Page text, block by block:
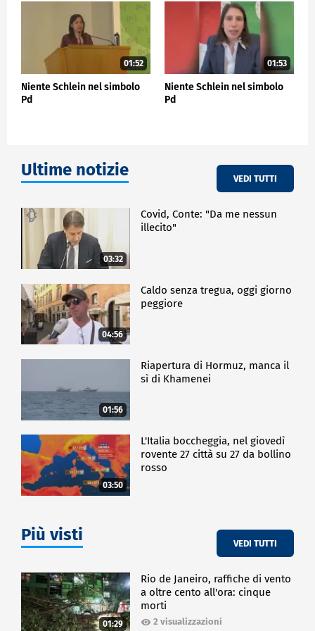
riesco più a pagare le bollette? Il Pd - ha aggiunto -
su questo insisterà, perché le condizioni materiali
delle persone devono essere la prima priorità di di
cui ci occupiamo in questa ripresa".
POLITICA
01:52
Niente Schlein nel simbolo
Pd
01:53
Niente Schlein nel simbolo
Pd
Ultime notizie VEDI TUTTI
03:32
Covid, Conte: "Da me nessun
illecito"
04:56
Caldo senza tregua, oggi giorno
peggiore
01:56
Riapertura di Hormuz, manca il
sì di Khamenei
03:50
L'Italia boccheggia, nel giovedì
rovente 27 città su 27 da bollino
rosso
Più visti VEDI TUTTI
01:29
Rio de Janeiro, raffiche di vento
a oltre cento all'ora: cinque
morti
2 visualizzazioni